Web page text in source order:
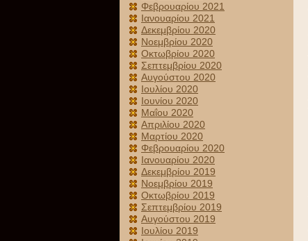
Φεβρουαρίου 2021
Ιανουαρίου 2021
Δεκεμβρίου 2020
Νοεμβρίου 2020
Οκτωβρίου 2020
Σεπτεμβρίου 2020
Αυγούστου 2020
Ιουλίου 2020
Ιουνίου 2020
Μαΐου 2020
Απριλίου 2020
Μαρτίου 2020
Φεβρουαρίου 2020
Ιανουαρίου 2020
Δεκεμβρίου 2019
Νοεμβρίου 2019
Οκτωβρίου 2019
Σεπτεμβρίου 2019
Αυγούστου 2019
Ιουλίου 2019